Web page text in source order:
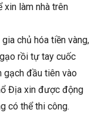
xin làm nhà trên
chủ hóa tiền vàng,
rồi tự tay cuốc
gạch đầu tiên vào
Địa xin được động
có thể thi công.